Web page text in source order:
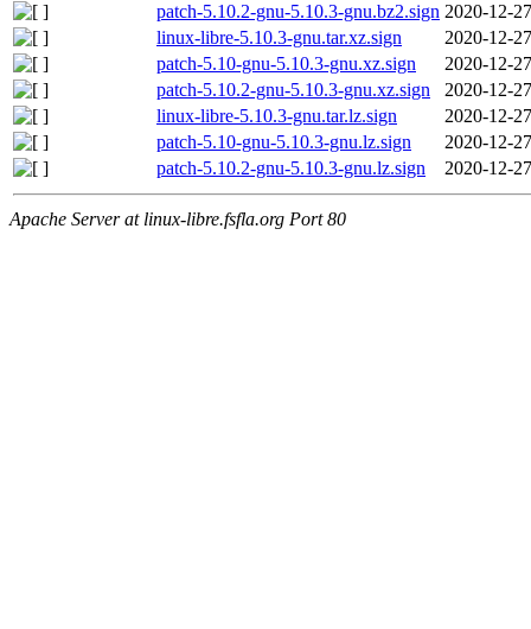
patch-5.10.2-gnu-5.10.3-gnu.bz2.sign 2020-12-
linux-libre-5.10.3-gnu.tar.xz.sign
2020-12-
patch-5.10-gnu-5.10.3-gnu.xz.sign
2020-12-
patch-5.10.2-gnu-5.10.3-gnu.xz.sign
2020-12-
linux-libre-5.10.3-gnu.tar.lz.sign
2020-12-
patch-5.10-gnu-5.10.3-gnu.lz.sign
2020-12-
patch-5.10.2-gnu-5.10.3-gnu.lz.sign
2020-12-
Apache Server at linux-libre.fsfla.org Port 80